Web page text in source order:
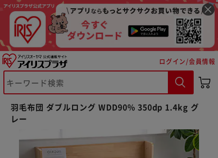
ログイン/会員情報
羽毛布団 ダブルロング WDD90% 350dp 1.4kg グ
レー